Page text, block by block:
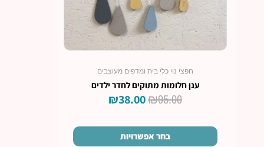
חפצי נוי כלי בית ומדפים מעוצבים
ענן חלומות מתוקים לחדר ילדים
₪95.00
₪38.00
בחר אפשרויות